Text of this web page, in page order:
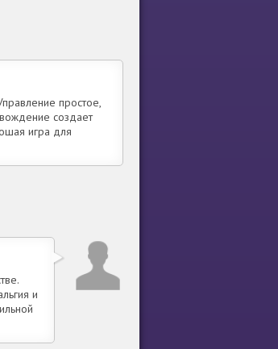
простое,
создает
игра для
и